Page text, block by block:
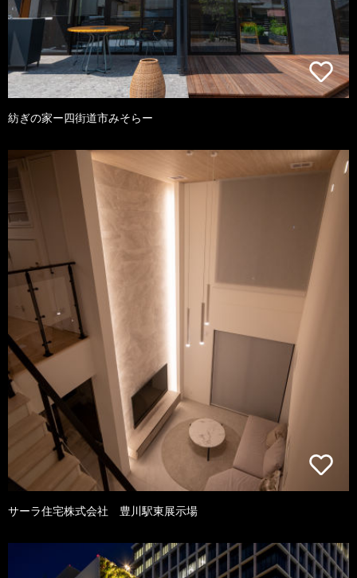
紡ぎの家ー四街道市みそらー
サーラ住宅株式会社 豊川駅東展示場